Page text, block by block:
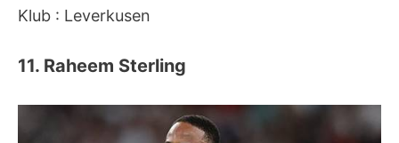
Klub : Leverkusen
11. Raheem Sterling